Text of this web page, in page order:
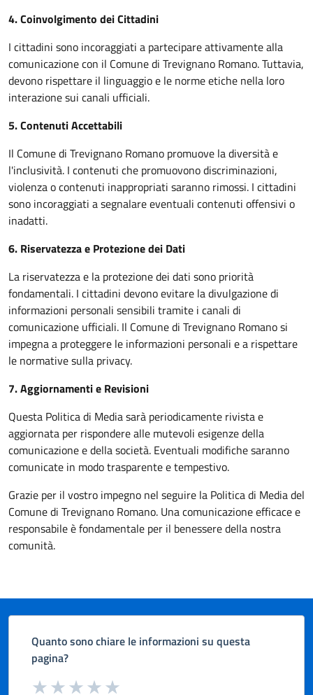
4. Coinvolgimento dei Cittadini
I cittadini sono incoraggiati a partecipare attivamente alla
comunicazione con il Comune di Trevignano Romano. Tuttavia,
devono rispettare il linguaggio e le norme etiche nella loro
interazione sui canali ufficiali.
5. Contenuti Accettabili
Il Comune di Trevignano Romano promuove la diversità e
l'inclusività. I contenuti che promuovono discriminazioni,
violenza o contenuti inappropriati saranno rimossi. I cittadini
sono incoraggiati a segnalare eventuali contenuti offensivi o
inadatti.
6. Riservatezza e Protezione dei Dati
La riservatezza e la protezione dei dati sono priorità
fondamentali. I cittadini devono evitare la divulgazione di
informazioni personali sensibili tramite i canali di
comunicazione ufficiali. Il Comune di Trevignano Romano si
impegna a proteggere le informazioni personali e a rispettare
le normative sulla privacy.
7. Aggiornamenti e Revisioni
Questa Politica di Media sarà periodicamente rivista e
aggiornata per rispondere alle mutevoli esigenze della
comunicazione e della società. Eventuali modifiche saranno
comunicate in modo trasparente e tempestivo.
Grazie per il vostro impegno nel seguire la Politica di Media del
Comune di Trevignano Romano. Una comunicazione efficace e
responsabile è fondamentale per il benessere della nostra
comunità.
Quanto sono chiare le informazioni su questa
pagina?
Valuta da 1 a 5 stelle la pagina